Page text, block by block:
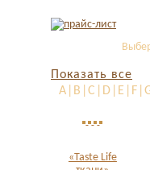
Показать все
«Taste Life